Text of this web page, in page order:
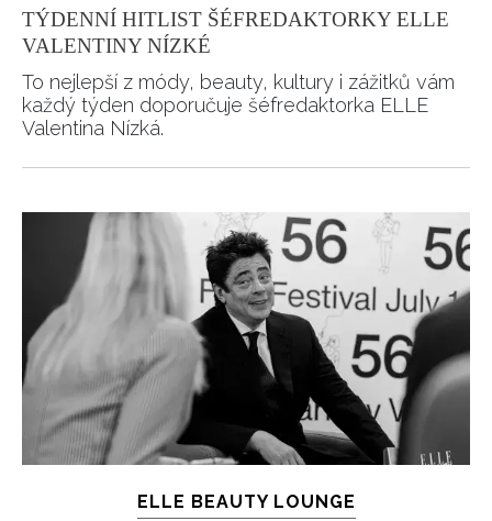
TÝDENNÍ HITLIST ŠÉFREDAKTORKY ELLE
VALENTINY NÍZKÉ
To nejlepší z módy, beauty, kultury i zážitků vám
každý týden doporučuje šéfredaktorka ELLE
Valentina Nízká.
ELLE BEAUTY LOUNGE